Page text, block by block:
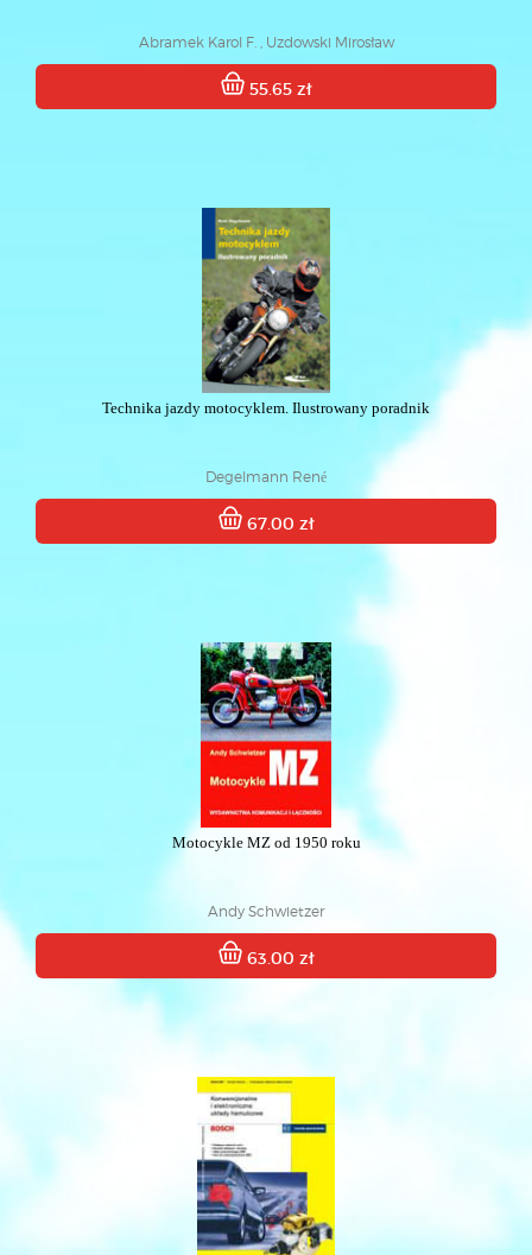
Abramek Karol F. , Uzdowski Mirosław
55.65 zł
Technika jazdy motocyklem. Ilustrowany poradnik
Degelmann René
67.00 zł
Motocykle MZ od 1950 roku
Andy Schwietzer
63.00 zł